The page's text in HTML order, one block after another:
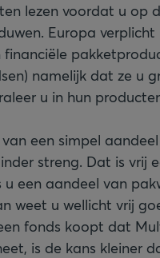
lezen voordat u op
Europa verplicht
namelijk dat ze u
u in hun
een simpel
streng. Dat is vrij
u een aandeel van
weet u wellicht vrij
fonds koopt dat
is de kans kleiner